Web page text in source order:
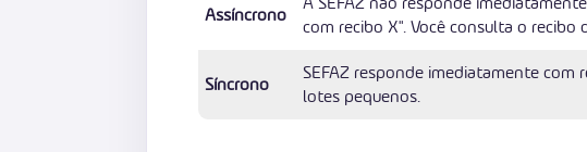
Assíncrono
com recibo X". Você consulta o recibo
Síncrono
SEFAZ responde imediatamente com
lotes pequenos.